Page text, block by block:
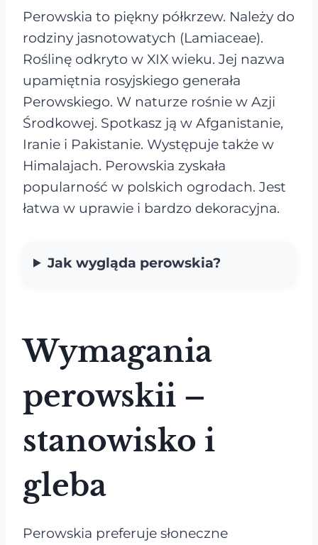
Perowskia to piękny półkrzew. Należy do
rodziny jasnotowatych (Lamiaceae).
Roślinę odkryto w XIX wieku. Jej nazwa
upamiętnia rosyjskiego generała
Perowskiego. W naturze rośnie w Azji
Środkowej. Spotkasz ją w Afganistanie,
Iranie i Pakistanie. Występuje także w
Himalajach. Perowskia zyskała
popularność w polskich ogrodach. Jest
łatwa w uprawie i bardzo dekoracyjna.
Jak wygląda perowskia?
Wymagania
perowskii –
stanowisko i
gleba
Perowskia preferuje słoneczne